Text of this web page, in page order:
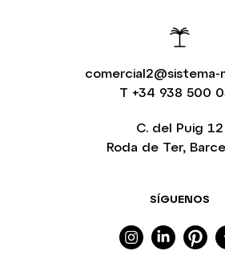
comercial2@sistema-
T +34 938 500
SÍGUENOS
C. del Puig 12
Roda de Ter,